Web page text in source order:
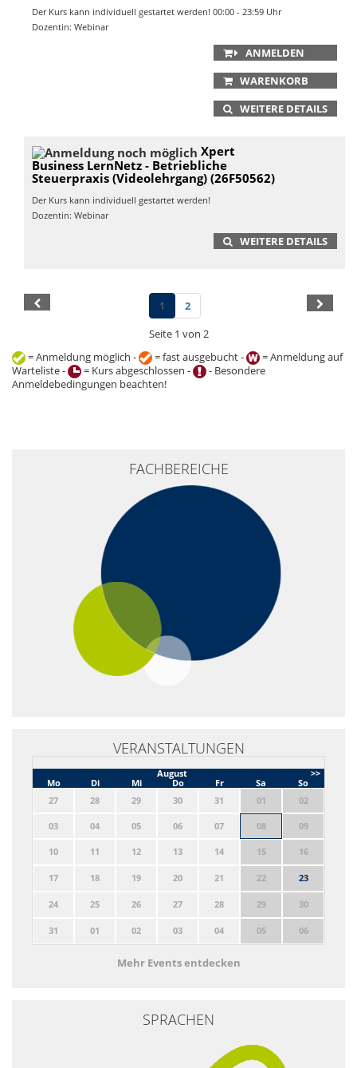
Der Kurs kann individuell gestartet werden! 00:00 - 23:59 Uhr
Dozentin: Webinar
ANMELDEN
WARENKORB
WEITERE DETAILS
Xpert
Business LernNetz - Betriebliche
Steuerpraxis (Videolehrgang) (26F50562)
Der Kurs kann individuell gestartet werden!
Dozentin: Webinar
WEITERE DETAILS
1
2
Seite 1 von 2
= Anmeldung möglich -
= fast ausgebucht -
= Anmeldung auf
Warteliste -
= Kurs abgeschlossen -
- Besondere
Anmeldebedingungen beachten!
FACHBEREICHE
VERANSTALTUNGEN
>>
August
Mo
Di Mi Do Fr Sa
So
27
28 29 30 31 01 02
03 04 05 06 07 08 09
10 11 12 13 14 15 16
17 18 19 20 21 22 23
24 25 26 27 28 29 30
31 01 02 03 04 05 06
Mehr Events entdecken
SPRACHEN